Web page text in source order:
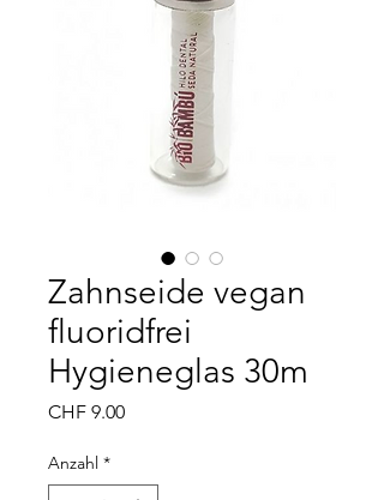
Zahnseide vegan
fluoridfrei
Hygieneglas 30m
CHF 9.00Preis
Anzahl *